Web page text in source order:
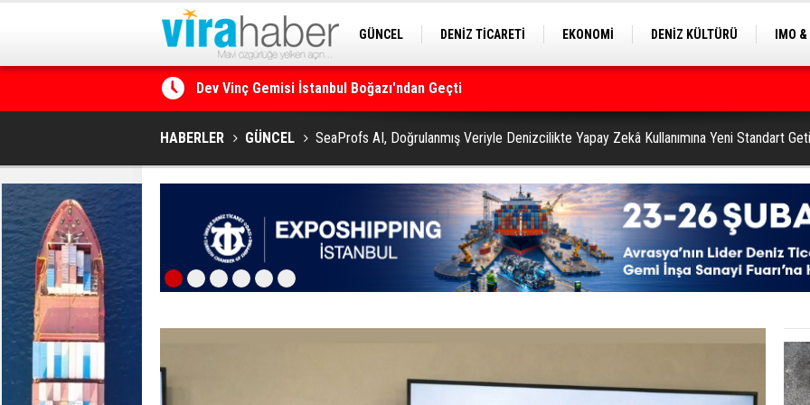
GÜNCEL DENİZ TİCARETİ EKONOMİ DENİZ KÜLTÜRÜ
IMO
Ege Denizi’nin En Büyük Mercan Ormanı
HABERLER GÜNCEL SeaProfs AI, Doğrulanmış Veriyle Denizcilikte Yapay Zekâ Kullanımına Yeni Standart